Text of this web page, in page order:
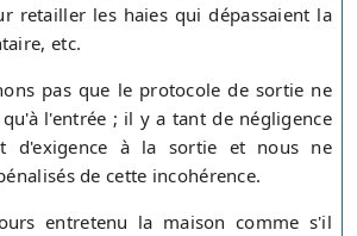
retailler les haies qui dépassaient la
etc.
pas que le protocole de sortie ne
l'entrée ; il y a tant de négligence
d'exigence à la sortie et nous ne
de cette incohérence.
entretenu la maison comme s'il